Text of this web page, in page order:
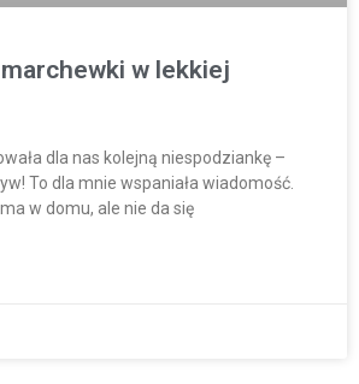
w lekkiej
dla nas kolejną niespodziankę –
To dla mnie wspaniała wiadomość.
w domu, ale nie da się